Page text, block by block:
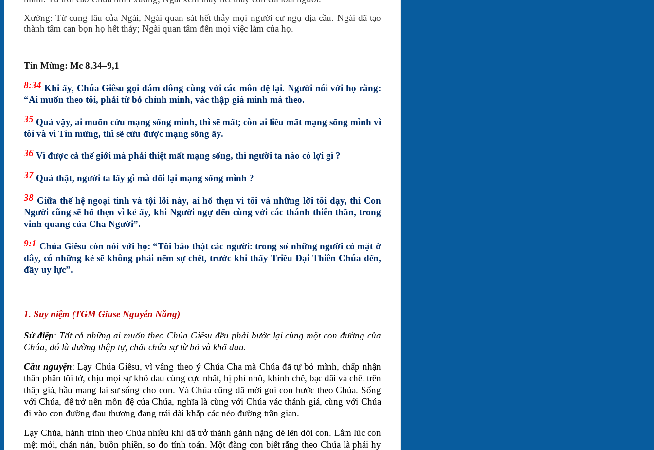
Xướng: Từ cung lâu của Ngài, Ngài quan sát hết thảy mọi người cư ngụ địa cầu. Ngài đã tạo
thành tâm can bọn họ hết thảy; Ngài quan tâm đến mọi việc làm của họ.
Tin Mừng: Mc 8,34–9,1
8:34 Khi ấy, Chúa Giêsu gọi đám đông cùng với các môn đệ lại. Người nói với họ rằng:
“Ai muốn theo tôi, phải từ bỏ chính mình, vác thập giá mình mà theo.
35 Quả vậy, ai muốn cứu mạng sống mình, thì sẽ mất; còn ai liều mất mạng sống mình vì
tôi và vì Tin mừng, thì sẽ cứu được mạng sống ấy.
36 Vì được cả thế giới mà phải thiệt mất mạng sống, thì người ta nào có lợi gì ?
37 Quả thật, người ta lấy gì mà đổi lại mạng sống mình ?
38 Giữa thế hệ ngoại tình và tội lỗi này, ai hổ thẹn vì tôi và những lời tôi dạy, thì Con
Người cũng sẽ hổ thẹn vì kẻ ấy, khi Người ngự đến cùng với các thánh thiên thần, trong
vinh quang của Cha Người”.
9:1 Chúa Giêsu còn nói với họ: “Tôi bảo thật các người: trong số những người có mặt ở
đây, có những kẻ sẽ không phải nếm sự chết, trước khi thấy Triều Đại Thiên Chúa đến,
đầy uy lực”.
1. Suy niệm (TGM Giuse Nguyễn Năng)
Sứ điệp: Tất cả những ai muốn theo Chúa Giêsu đều phải bước lại cùng một con đường của
Chúa, đó là đường thập tự, chất chứa sự từ bỏ và khổ đau.
Cầu nguyện: Lạy Chúa Giêsu, vì vâng theo ý Chúa Cha mà Chúa đã tự bỏ mình, chấp nhận
thân phận tôi tớ, chịu mọi sự khổ đau cùng cực nhất, bị phỉ nhổ, khinh chê, bạc đãi và chết trên
thập giá, hầu mang lại sự sống cho con. Và Chúa cũng đã mời gọi con bước theo Chúa. Sống
với Chúa, để trở nên môn đệ của Chúa, nghĩa là cùng với Chúa vác thánh giá, cùng với Chúa
đi vào con đường đau thương đang trải dài khắp các nẻo đường trần gian.
Lạy Chúa, hành trình theo Chúa nhiều khi đã trở thành gánh nặng đè lên đời con. Lắm lúc con
mệt mỏi, chán nản, buồn phiền, so đo tính toán. Một đàng con biết rằng theo Chúa là phải hy